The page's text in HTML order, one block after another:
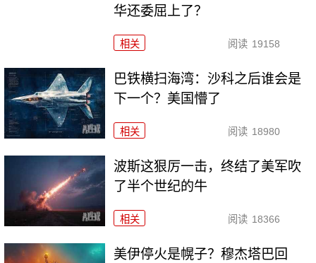
华还委屈上了？
相关 阅读 19158
巴铁横扫海湾：沙科之后谁会是
下一个？美国懵了
相关 阅读 18980
波斯这狠厉一击，终结了美军吹
了半个世纪的牛
相关 阅读 18366
美伊停火是幌子？穆杰塔巴回